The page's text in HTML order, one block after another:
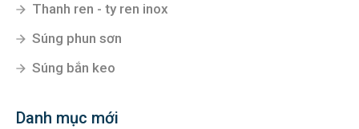
Thanh ren - ty ren inox
Súng phun sơn
Súng bắn keo
Danh mục mới